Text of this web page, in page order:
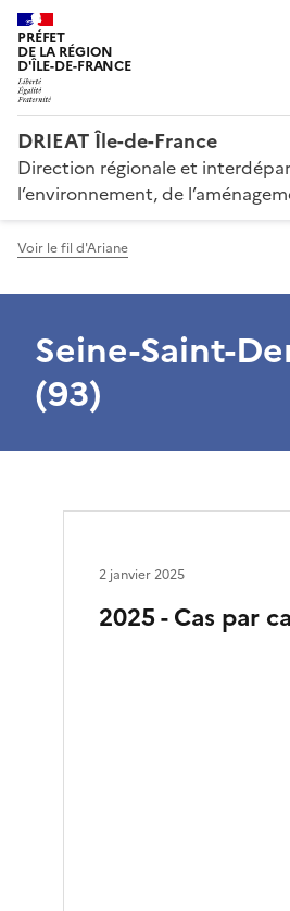
PRÉFET
DE LA RÉGION
D'ÎLE-DE-FRANCE
DRIEAT Île-de-France
Direction régionale et
l’environnement, de
Voir le fil d'Ariane
Seine-Saint-
(93)
2025 - Cas par
2 janvier 2025